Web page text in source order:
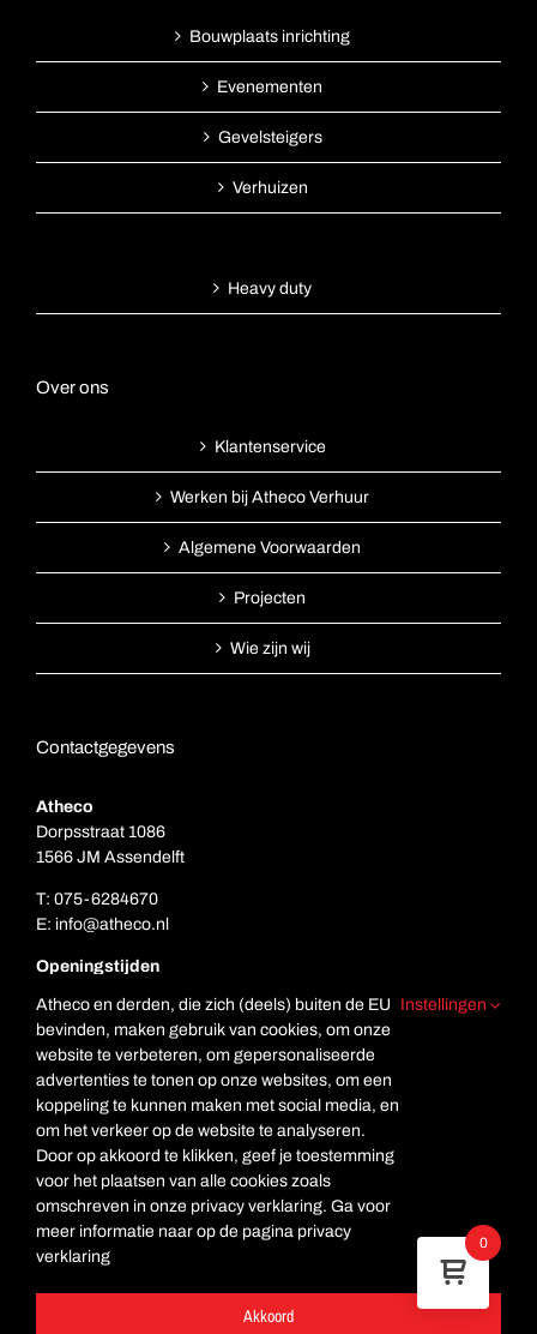
Bouwplaats inrichting
Evenementen
Gevelsteigers
Verhuizen
Heavy duty
Over ons
Klantenservice
Werken bij Atheco Verhuur
Algemene Voorwaarden
Projecten
Wie zijn wij
Contactgegevens
Atheco
Dorpsstraat 1086
1566 JM Assendelft
T: 075-6284670
E: info@atheco.nl
Openingstijden
Za: Gesloten
Zo. Gesloten
© Copyright Atheco
Privacyverklaring
Servicevoorwaarden
zijn toegepast.
0
Atheco en derden, die zich (deels) buiten de EU
bevinden, maken gebruik van cookies, om onze
website te verbeteren, om gepersonaliseerde
advertenties te tonen op onze websites, om een
koppeling te kunnen maken met social media, en
om het verkeer op de website te analyseren.
Door op akkoord te klikken, geef je toestemming
voor het plaatsen van alle cookies zoals
omschreven in onze privacy verklaring. Ga voor
meer informatie naar op de pagina privacy
verklaring
Instellingen
Akkoord